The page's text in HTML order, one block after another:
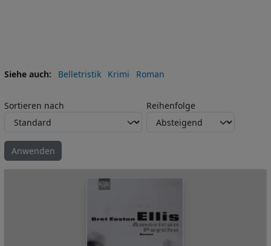
Siehe auch Belletristik Krimi Roman
Sortieren nach Reihenfolge